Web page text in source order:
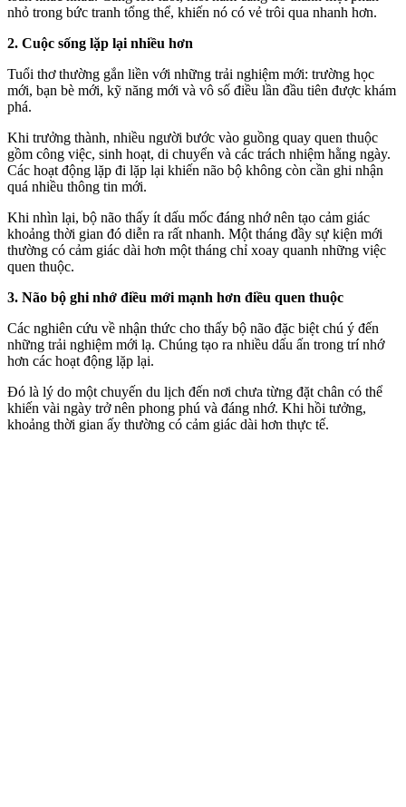
nhỏ trong bức tranh tổng thể, khiến nó có vẻ trôi qua nhanh hơn.
2. Cuộc sống lặp lại nhiều hơn
Tuổi thơ thường gắn liền với những trải nghiệm mới: trường học
mới, bạn bè mới, kỹ năng mới và vô số điều lần đầu tiên được khám
phá.
Khi trưởng thành, nhiều người bước vào guồng quay quen thuộc
gồm công việc, sinh hoạt, di chuyển và các trách nhiệm hằng ngày.
Các hoạt động lặp đi lặp lại khiến não bộ không còn cần ghi nhận
quá nhiều thông tin mới.
Khi nhìn lại, bộ não thấy ít dấu mốc đáng nhớ nên tạo cảm giác
khoảng thời gian đó diễn ra rất nhanh. Một tháng đầy sự kiện mới
thường có cảm giác dài hơn một tháng chỉ xoay quanh những việc
quen thuộc.
3. Não bộ ghi nhớ điều mới mạnh hơn điều quen thuộc
Các nghiên cứu về nhận thức cho thấy bộ não đặc biệt chú ý đến
những trải nghiệm mới lạ. Chúng tạo ra nhiều dấu ấn trong trí nhớ
hơn các hoạt động lặp lại.
Đó là lý do một chuyến du lịch đến nơi chưa từng đặt chân có thể
khiến vài ngày trở nên phong phú và đáng nhớ. Khi hồi tưởng,
khoảng thời gian ấy thường có cảm giác dài hơn thực tế.